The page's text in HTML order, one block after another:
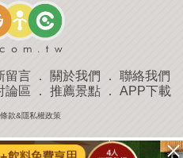
留言 ． 關於我們 ． 聯絡我們
論區 ． 推薦景點． APP下載
款&隱私權政策